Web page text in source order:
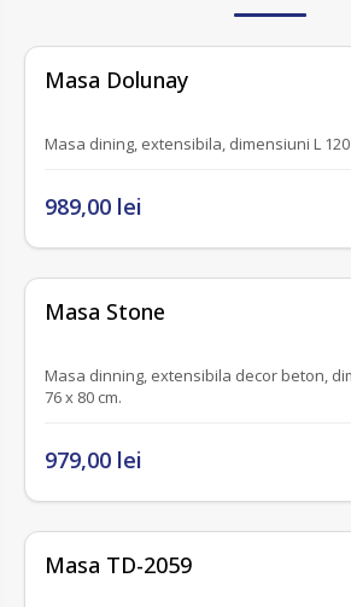
Masa Dolunay
Masa dining, extensibila, dimensiuni L
989,00 lei
Masa Stone
Masa dinning, extensibila decor beton, dimensiuni 140-180 x
76 x 80 cm.
979,00 lei
Masa TD-2059